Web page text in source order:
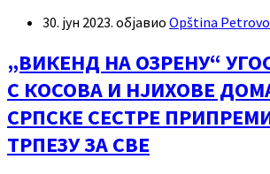
30. јун 2023. објавио Opština Petrovo
„ВИКЕНД НА ОЗРЕНУ“
С КОСОВА И НЈИХОВЕ
СРПСКЕ СЕСТРЕ
ТРПЕЗУ ЗА СВЕ